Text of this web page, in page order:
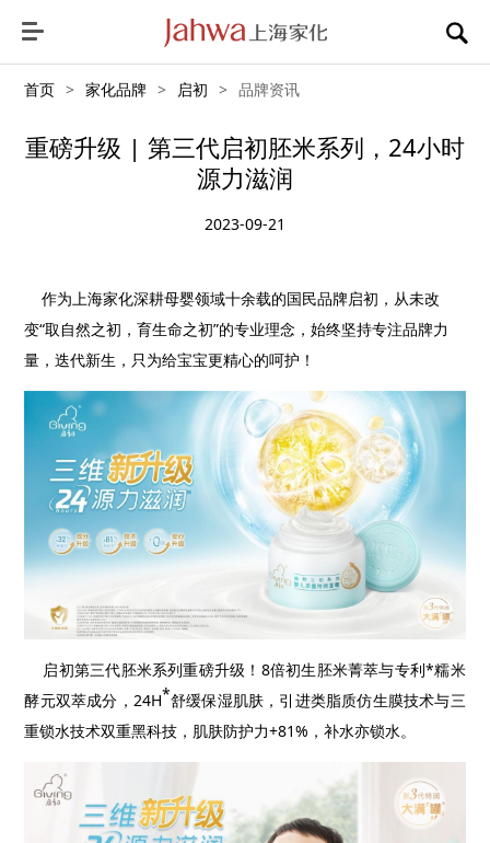
首页 > 家化品牌 > 启初 > 品牌资讯
重磅升级 | 第三代启初胚米系列，24小时
源力滋润
2023-09-21
作为上海家化深耕母婴领域十余载的国民品牌启初，从未改
变“取自然之初，育生命之初”的专业理念，始终坚持专注品牌力
量，迭代新生，只为给宝宝更精心的呵护！
启初第三代胚米系列重磅升级！ 8倍初生胚米菁萃与专利*糯米
酵元双萃成分， 24H*舒缓保湿肌肤，引进类脂质仿生膜技术与三
重锁水技术双重黑科技，肌肤防护力+81% ，补水亦锁水。